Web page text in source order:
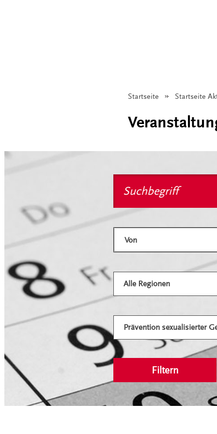
Startseite Startseite
Veranstaltungen filtern
Alle Regionen
Prävention sexualisierter